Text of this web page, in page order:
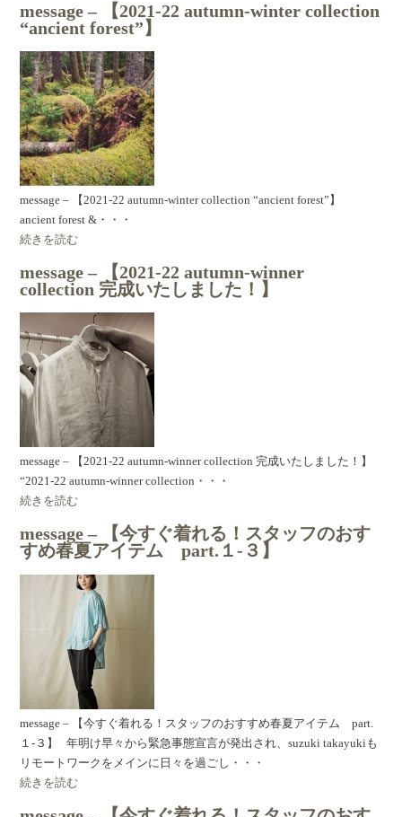
message – 【2021-22 autumn-winter collection
“ancient forest”】
message – 【2021-22 autumn-winter collection “ancient forest”】
ancient forest &・・・
続きを読む
message – 【2021-22 autumn-winner
collection 完成いたしました！】
message – 【2021-22 autumn-winner collection 完成いたしました！】
“2021-22 autumn-winner collection・・・
続きを読む
message – 【今すぐ着れる！スタッフのおす
すめ春夏アイテム part.１-３】
message – 【今すぐ着れる！スタッフのおすすめ春夏アイテム part.
１-３】 年明け早々から緊急事態宣言が発出され、suzuki takayukiも
リモートワークをメインに日々を過ごし・・・
続きを読む